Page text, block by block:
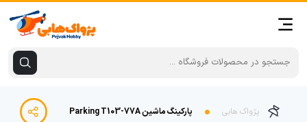
پژواک هابی پارکینگ ماشین Parking T103-77A